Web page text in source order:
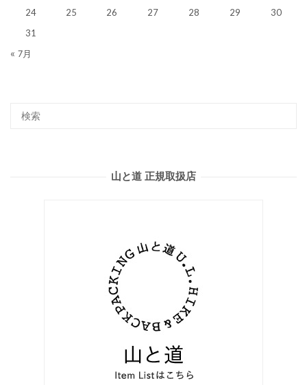
24 25 26 27 28 29
30
31
« 7月
山と道 正規取扱店